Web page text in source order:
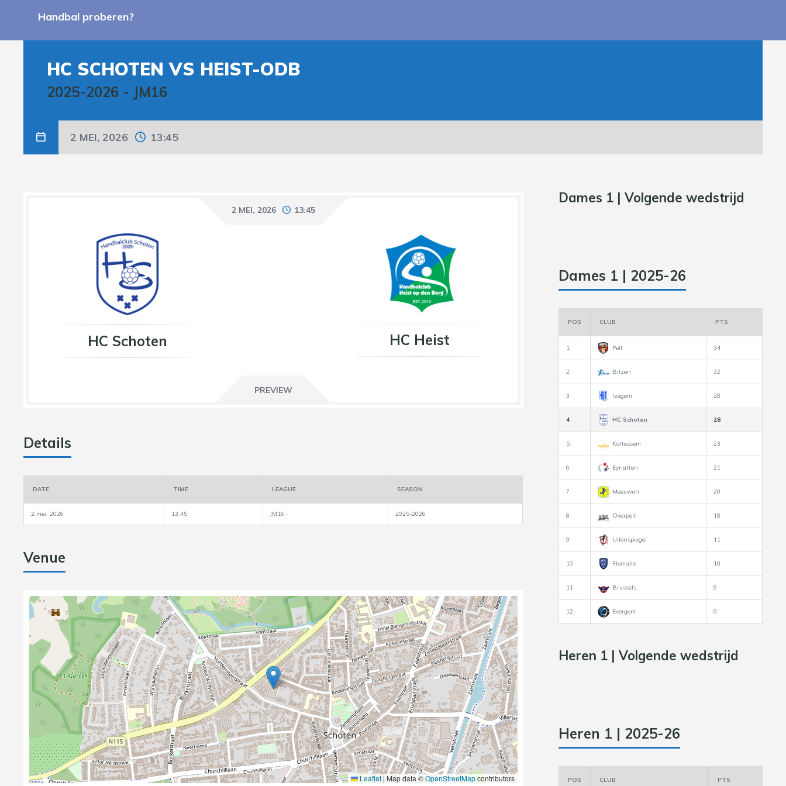
Handbal proberen?
HC SCHOTEN VS HEIST-ODB
2025-2026 - JM16
2 MEI, 2026 13:45
2 MEI, 2026 13:45
HC Schoten HC Heist
PREVIEW
Details
DATE TIME LEAGUE SEASON
2 mei, 2026 13:45 JM16 2025-2026
Venue
Leaflet | Map data ©OpenStreetMapcontributors
Dames 1 | Volgende wedstrijd
Dames 1 | 2025-26
POS CLUB PTS
1 Pelt 34
2 Bilzen 32
3 Izegem 28
4 HC Schoten 28
5 Kortessem 23
6 Eynatten 21
7 Meeuwen 20
8 Overpelt 18
9 Uilenspiegel 11
10 Flemalle 10
11 Brussels 9
12 Evergem 0
Heren 1 | Volgende wedstrijd
Heren 1 | 2025-26
POS CLUB PTS